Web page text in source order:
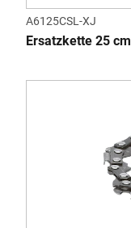
A6125CSL-XJ
Ersatzkette 25 cm